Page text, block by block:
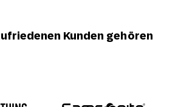
Kunden gehören